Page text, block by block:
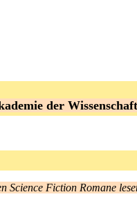
der
Fiction Romane